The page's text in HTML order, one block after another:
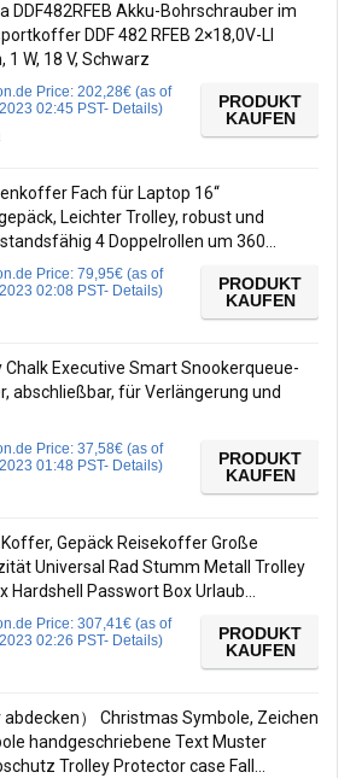
DDF482RFEB Akku-Bohrschrauber im
DDF 482 RFEB 2×18,0V-LI
1 W, 18 V, Schwarz
Price: 202,28€ (as of
02:45 PST- Details)
PRODUKT
KAUFEN
Fach für Laptop 16‘‘
Leichter Trolley, robust und
4 Doppelrollen um 360…
Price: 79,95€ (as of
02:08 PST- Details)
PRODUKT
KAUFEN
Chalk Executive Smart Snookerqueue-
abschließbar, für Verlängerung und
Price: 37,58€ (as of
01:48 PST- Details)
PRODUKT
KAUFEN
Gepäck Reisekoffer Große
Universal Rad Stumm Metall Trolley
Hardshell Passwort Box Urlaub…
Price: 307,41€ (as of
02:26 PST- Details)
PRODUKT
KAUFEN
abdecken） Christmas Symbole, Zeichen
handgeschriebene Text Muster
Trolley Protector case Fall…